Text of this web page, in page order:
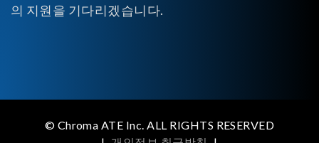
의 지원을 기다리겠습니다.
© Chroma ATE Inc. ALL RIGHTS RESERVED